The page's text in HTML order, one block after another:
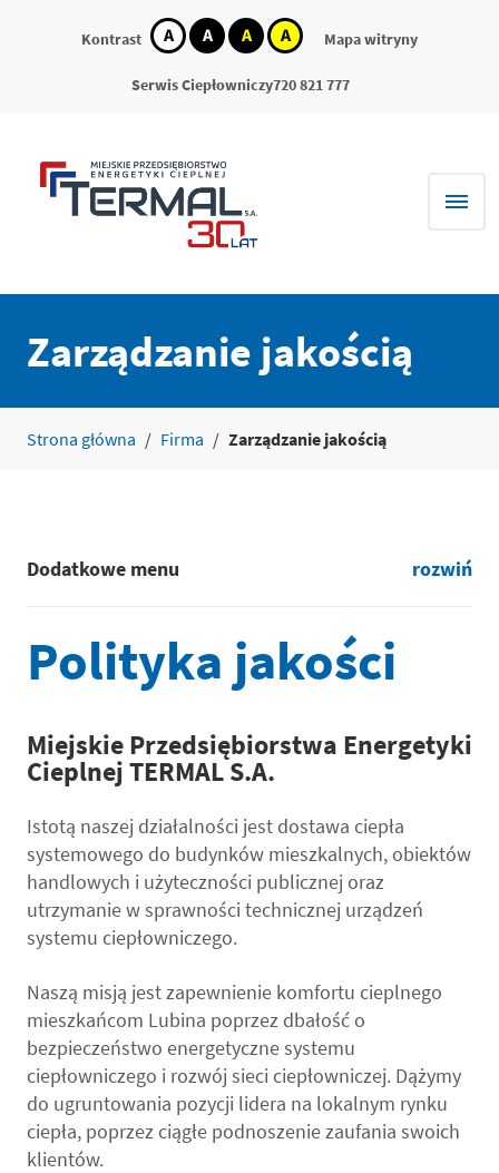
Kontrast
kontrast
domyślny
kontrast
biały
na
czarnym
kontrast
czarny
na
żółtym
kontrast
żółty
na
czarnym
Mapa witryny
Serwis Ciepłowniczy720 821 777
Zarządzanie jakością
Strona główna / Firma / Zarządzanie jakością
Dodatkowe menu rozwiń
Polityka jakości
Miejskie Przedsiębiorstwa Energetyki
Cieplnej TERMAL S.A.
Istotą naszej działalności jest dostawa ciepła
systemowego do budynków mieszkalnych, obiektów
handlowych i użyteczności publicznej oraz
utrzymanie w sprawności technicznej urządzeń
systemu ciepłowniczego.
Naszą misją jest zapewnienie komfortu cieplnego
mieszkańcom Lubina poprzez dbałość o
bezpieczeństwo energetyczne systemu
ciepłowniczego i rozwój sieci ciepłowniczej. Dążymy
do ugruntowania pozycji lidera na lokalnym rynku
ciepła, poprzez ciągłe podnoszenie zaufania swoich
klientów.